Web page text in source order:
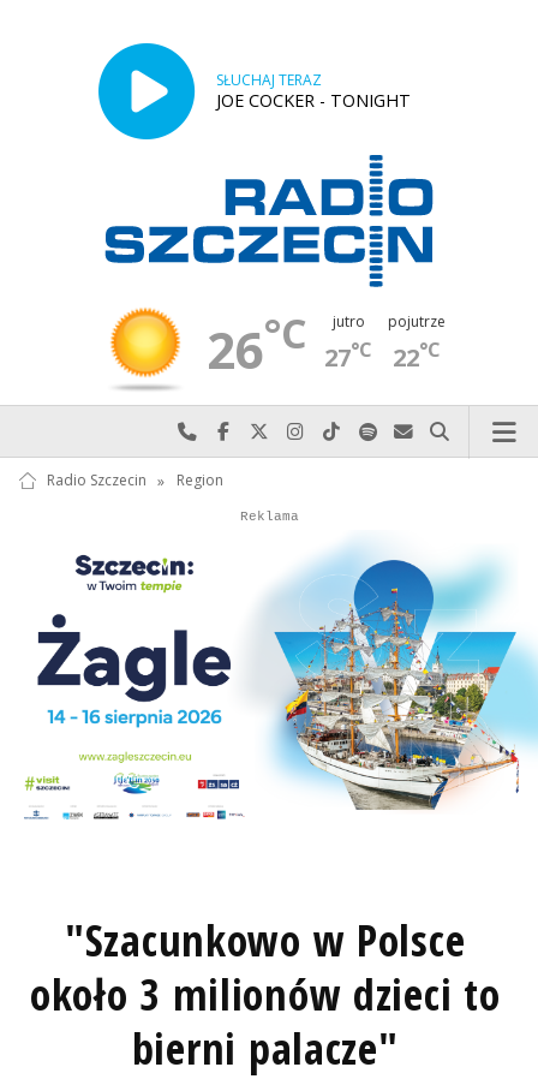
SŁUCHAJ TERAZ
JOE COCKER - TONIGHT
26°C jutro
27°C
pojutrze
22°C
Najlepiej po prostu do nas zadzwoń
Odwiedź nas na Facebook-u
Odwiedź nas na X
Odwiedź nas na Instagram-ie
Odwiedź nas na TikTok-u
Szukaj nas na Spotify
Wyślij do nas
Szukaj
Radio Szczecin » Region
Autopromocja
Reklama
"Szacunkowo w Polsce
około 3 milionów dzieci to
bierni palacze"